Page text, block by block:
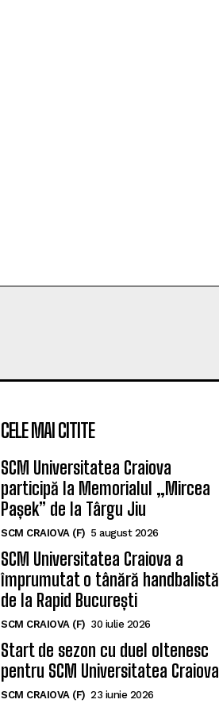
CELE MAI CITITE
SCM Universitatea Craiova
participă la Memorialul „Mircea
Pașek” de la Târgu Jiu
SCM CRAIOVA (F) 5 august 2026
SCM Universitatea Craiova a
împrumutat o tânără handbalistă
de la Rapid București
SCM CRAIOVA (F) 30 iulie 2026
Start de sezon cu duel oltenesc
pentru SCM Universitatea Craiova
SCM CRAIOVA (F) 23 iunie 2026